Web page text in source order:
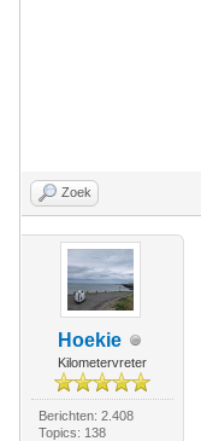
Zoek
Hoekie
Kilometervreter
Berichten: 2.408
Topics: 138